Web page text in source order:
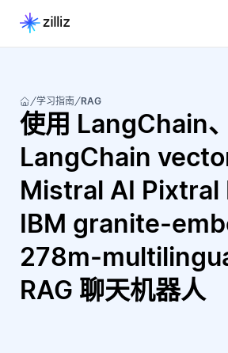
学习指南 RAG
使用 LangChain、
LangChain
Mistral AI Pixtral
IBM granite-
278m-
RAG 聊天机器人